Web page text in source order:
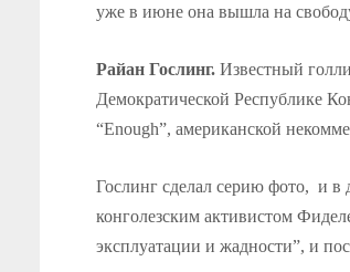
уже в июне она вышла на
Райан Гослинг. Известный
Демократической Республике
“Enough”, американской
Гослинг сделал серию фото, и в
конголезским активистом
эксплуатации и жадности”, и